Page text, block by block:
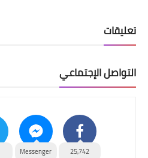
تعليقات
التواصل الإجتماعي
25,742
Messenger